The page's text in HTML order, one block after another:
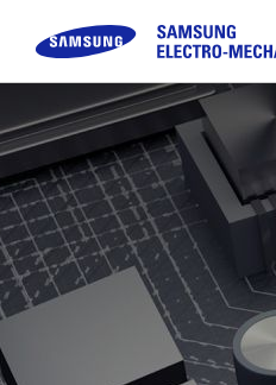
被动元件
MLCC
Inductor
Chip Resistor
Tantalum
Silicon Capacitor